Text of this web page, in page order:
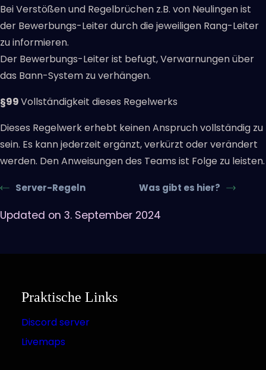
Bei Verstößen und Regelbrüchen z.B. von Neulingen ist
der Bewerbungs-Leiter durch die jeweiligen Rang-Leiter
zu informieren.
Der Bewerbungs-Leiter ist befugt, Verwarnungen über
das Bann-System zu verhängen.
§99Vollständigkeit dieses Regelwerks
Dieses Regelwerk erhebt keinen Anspruch vollständig zu
sein. Es kann jederzeit ergänzt, verkürzt oder verändert
werden. Den Anweisungen des Teams ist Folge zu leisten.
Server-Regeln Was gibt es hier?
Updated on 3. September 2024
Praktische Links
Discord server
Livemaps